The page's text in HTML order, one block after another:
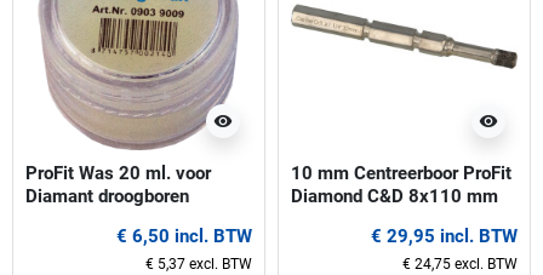
visibility
ProFit Was 20 ml. voor
Diamant droogboren
€ 6,50 incl. BTW
€ 5,37 excl. BTW
visibility
10 mm Centreerboor ProFit
Diamond C&D 8x110 mm
€ 29,95 incl. BTW
€ 24,75 excl. BTW